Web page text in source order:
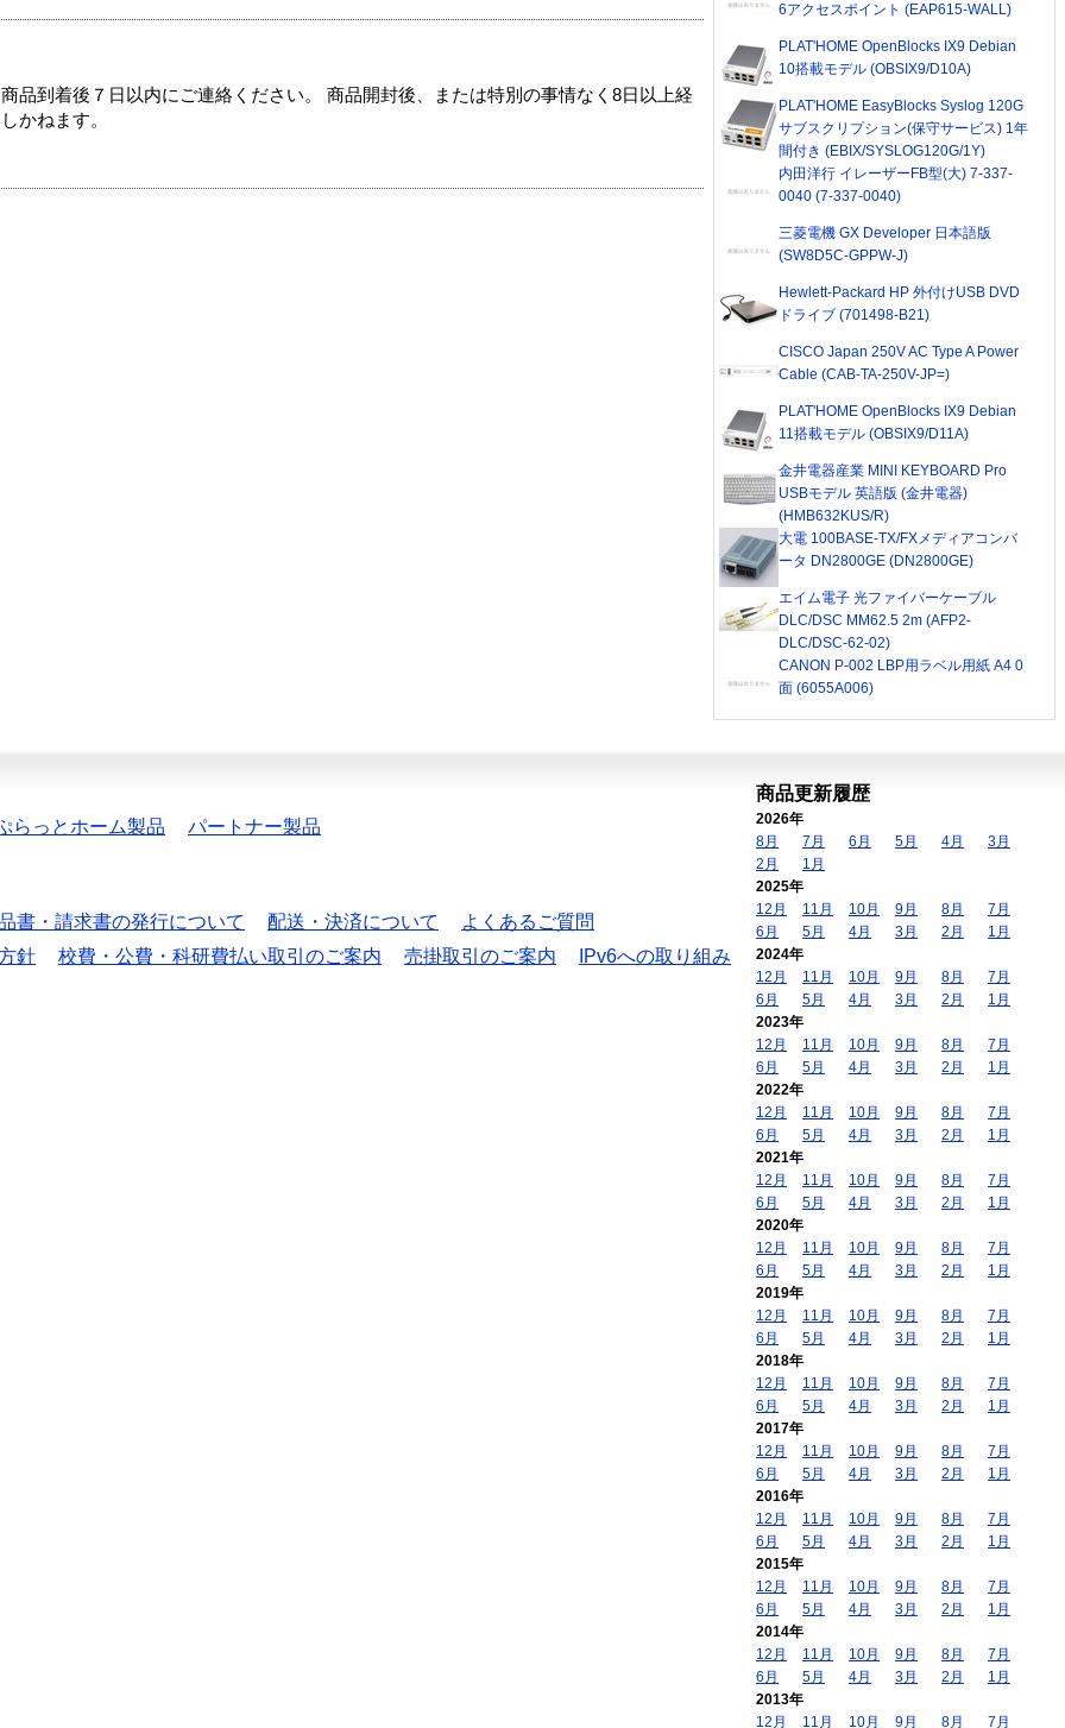
品到着後７日以内にご連絡ください。 商品開封後、または特別の事情なく8日以上経
かねます。
6アクセスポイント (EAP615-WALL)
PLAT'HOME OpenBlocks IX9 Debian
10搭載モデル (OBSIX9/D10A)
PLAT'HOME EasyBlocks Syslog 120G
サブスクリプション(保守サービス) 1年
間付き (EBIX/SYSLOG120G/1Y)
内田洋行 イレーザーFB型(大) 7-337-
0040 (7-337-0040)
三菱電機 GX Developer 日本語版
(SW8D5C-GPPW-J)
Hewlett-Packard HP 外付けUSB DVD
ドライブ (701498-B21)
CISCO Japan 250V AC Type A Power
Cable (CAB-TA-250V-JP=)
PLAT'HOME OpenBlocks IX9 Debian
11搭載モデル (OBSIX9/D11A)
金井電器産業 MINI KEYBOARD Pro
USBモデル 英語版 (金井電器)
(HMB632KUS/R)
大電 100BASE-TX/FXメディアコンバ
ータ DN2800GE (DN2800GE)
エイム電子 光ファイバーケーブル
DLC/DSC MM62.5 2m (AFP2-
DLC/DSC-62-02)
CANON P-002 LBP用ラベル用紙 A4 0
面 (6055A006)
らっとホーム製品 パートナー製品
書・請求書の発行について 配送・決済について
よくあるご質問
針 校費・公費・科研費払い取引のご案内 売掛取引のご案内
IPv6への取り組み
商品更新履歴
2026年
8月
7月 6月 5月 4月
3月
2月
1月
2025年
12月
11月 10月 9月 8月
7月
6月
5月 4月 3月 2月
1月
2024年
12月
11月 10月 9月 8月
7月
6月
5月 4月 3月 2月
1月
2023年
12月
11月 10月 9月 8月
7月
6月
5月 4月 3月 2月
1月
2022年
12月
11月 10月 9月 8月
7月
6月
5月 4月 3月 2月
1月
2021年
12月
11月 10月 9月 8月
7月
6月
5月 4月 3月 2月
1月
2020年
12月
11月 10月 9月 8月
7月
6月
5月 4月 3月 2月
1月
2019年
12月
11月 10月 9月 8月
7月
6月
5月 4月 3月 2月
1月
2018年
12月
11月 10月 9月 8月
7月
6月
5月 4月 3月 2月
1月
2017年
12月
11月 10月 9月 8月
7月
6月
5月 4月 3月 2月
1月
2016年
12月
11月 10月 9月 8月
7月
6月
5月 4月 3月 2月
1月
2015年
12月
11月 10月 9月 8月
7月
6月
5月 4月 3月 2月
1月
2014年
12月
11月 10月 9月 8月
7月
6月
5月 4月 3月 2月
1月
2013年
12月
11月 10月 9月 8月 7月